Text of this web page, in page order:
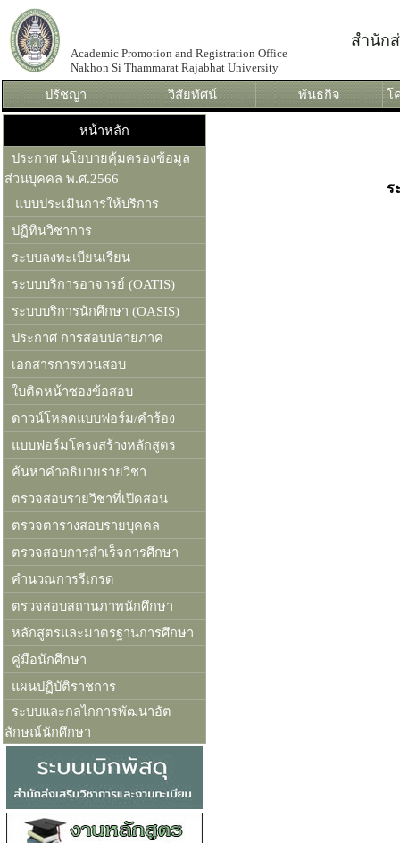
Academic Promotion and Registration Office
Nakhon Si Thammarat Rajabhat University
สำนัก
ปรัชญา วิสัยทัศน์ พันธกิจ โ
หน้าหลัก
ประกาศ นโยบายคุ้มครองข้อมูล
ส่วนบุคคล พ.ศ.2566
แบบประเมินการให้บริการ
ปฏิทินวิชาการ
ระบบลงทะเบียนเรียน
ระบบบริการอาจารย์ (OATIS)
ระบบบริการนักศึกษา (OASIS)
ประกาศ การสอบปลายภาค
เอกสารการทวนสอบ
ใบติดหน้าซองข้อสอบ
ดาวน์โหลดแบบฟอร์ม/คำร้อง
แบบฟอร์มโครงสร้างหลักสูตร
ค้นหาคำอธิบายรายวิชา
ตรวจสอบรายวิชาที่เปิดสอน
ตรวจตารางสอบรายบุคคล
ตรวจสอบการสำเร็จการศึกษา
คำนวณการรีเกรด
ตรวจสอบสถานภาพนักศึกษา
หลักสูตรและมาตรฐานการศึกษา
คู่มือนักศึกษา
แผนปฏิบัติราชการ
ระบบและกลไกการพัฒนาอัต
ลักษณ์นักศึกษา
ร